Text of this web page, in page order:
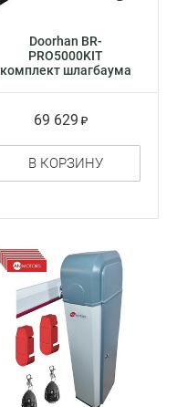
Doorhan BR-
PRO5000KIT
комплект шлагбаума
69 629
В КОРЗИНУ